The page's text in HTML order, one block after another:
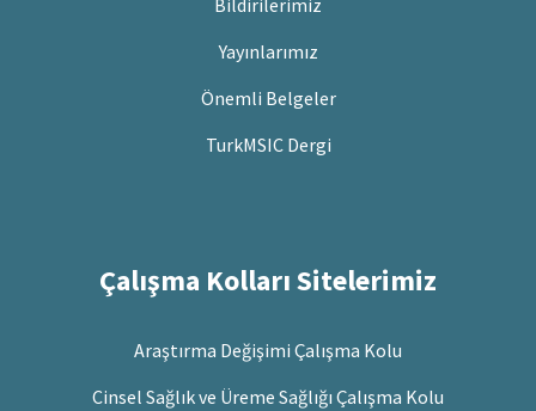
Bildirilerimiz
Yayınlarımız
Önemli Belgeler
TurkMSIC Dergi
Çalışma Kolları Sitelerimiz
Araştırma Değişimi Çalışma Kolu
Cinsel Sağlık ve Üreme Sağlığı Çalışma Kolu